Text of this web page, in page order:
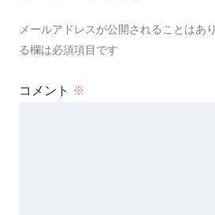
メールアドレスが公開されることはあ
る欄は必須項目です
コメント ※